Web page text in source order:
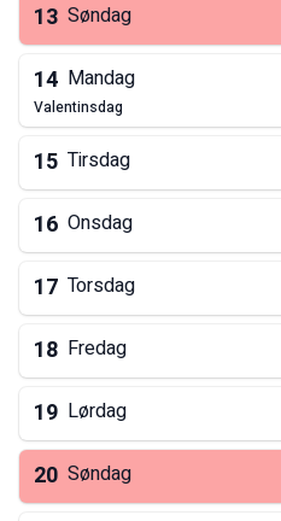
13 Søndag
14 Mandag
valentinsdag
15 Tirsdag
16 Onsdag
17 Torsdag
18 Fredag
19 Lørdag
20 Søndag